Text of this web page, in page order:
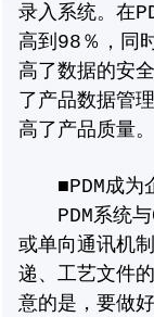
录入系统。在
高到98％，同
高了数据的安
了产品数据管
高了产品质量。
■PDM成为
PDM系统与
或单向通讯机
递、工艺文件
意的是，要做